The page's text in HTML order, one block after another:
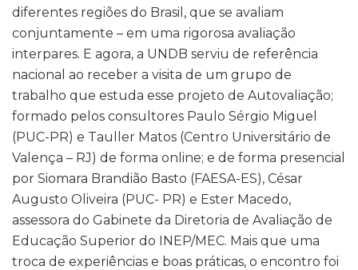
diferentes regiões do Brasil, que se avaliam
conjuntamente – em uma rigorosa avaliação
interpares. E agora, a UNDB serviu de referência
nacional ao receber a visita de um grupo de
trabalho que estuda esse projeto de Autovaliação;
formado pelos consultores Paulo Sérgio Miguel
(PUC-PR) e Tauller Matos (Centro Universitário de
Valença – RJ) de forma online; e de forma presencial
por Siomara Brandião Basto (FAESA-ES), César
Augusto Oliveira (PUC- PR) e Ester Macedo,
assessora do Gabinete da Diretoria de Avaliação de
Educação Superior do INEP/MEC. Mais que uma
troca de experiências e boas práticas, o encontro foi